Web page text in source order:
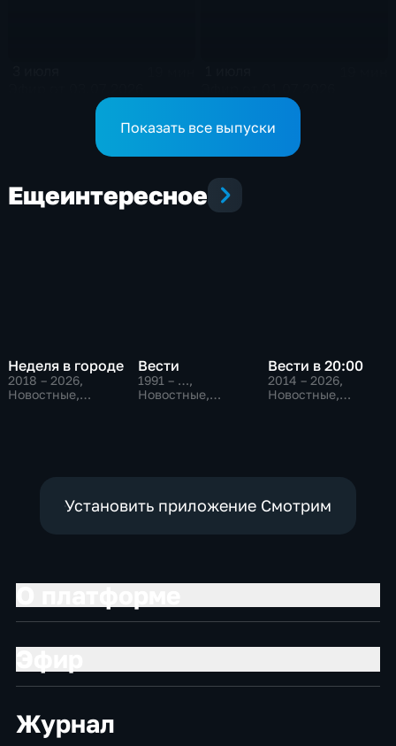
Показать все выпуски
Ещеинтересное
Неделя в городе
2018 – 2026,
Новостные,
Вести
1991 – …,
Новостные,
Вести в 20:00
2014 – 2026,
Новостные,
Установить приложение Смотрим
Журнал